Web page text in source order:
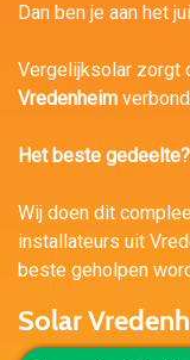
Dan ben je aan het
Vergelijksolar zorgt
Vredenheim
Het beste gedeelte?
Wij doen dit
installateurs uit
beste geholpen
Solar